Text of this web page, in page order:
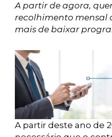
A partir de agora,
recolhimento mensal
mais de baixar
A partir deste ano de